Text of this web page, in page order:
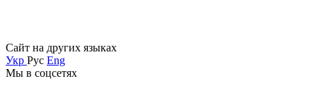
Сайт на других языках
Укр Рус Eng
Мы в соцсетях